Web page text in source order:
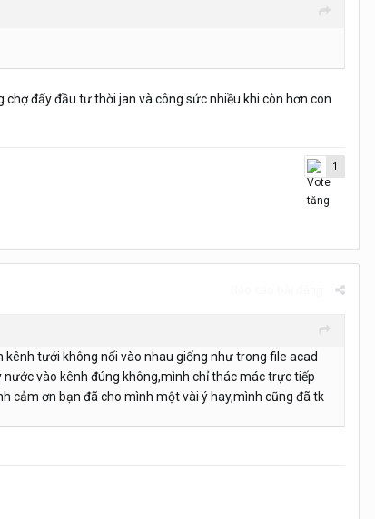
đấy đầu tư thời jan và công sức nhiều khi còn hơn con
1
kênh tưới không nối vào nhau giống như trong file acad
vào kênh đúng không,mình chỉ thác mác trực tiếp
cảm ơn bạn đã cho mình một vài ý hay,mình cũng đã tk